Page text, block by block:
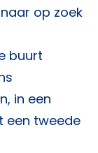
op zoek
buurt
in een
een tweede